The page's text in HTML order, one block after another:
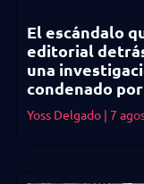
El escándalo
editorial
una
condenado
Yoss Delgado 7